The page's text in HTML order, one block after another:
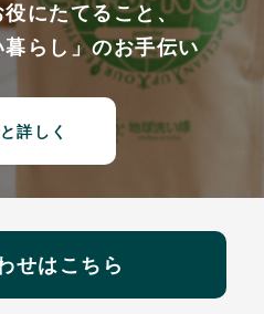
にたてること、
らし」のお手伝い
詳しく
せはこちら